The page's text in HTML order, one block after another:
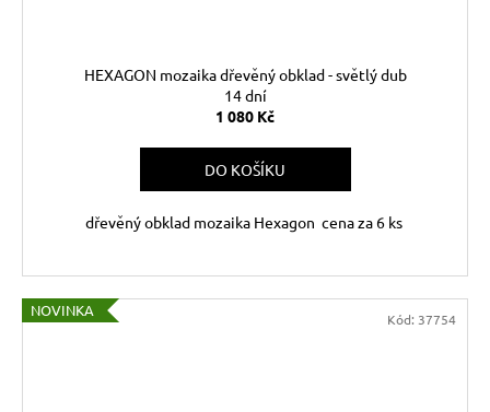
HEXAGON mozaika dřevěný obklad - světlý dub
14 dní
1 080 Kč
DO KOŠÍKU
dřevěný obklad mozaika Hexagon cena za 6 ks
NOVINKA Kód: 37754